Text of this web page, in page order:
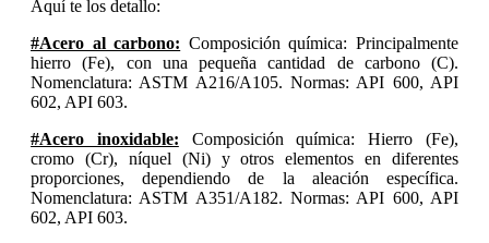
Aquí te los detallo:
#Acero al carbono: Composición química: Principalmente
hierro (Fe), con una pequeña cantidad de carbono (C).
Nomenclatura: ASTM A216/A105. Normas: API 600, API
602, API 603.
#Acero inoxidable: Composición química: Hierro (Fe),
cromo (Cr), níquel (Ni) y otros elementos en diferentes
proporciones, dependiendo de la aleación específica.
Nomenclatura: ASTM A351/A182. Normas: API 600, API
602, API 603.